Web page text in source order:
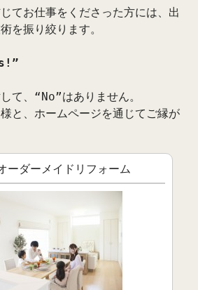
てお仕事をくださった方には、出
を振り絞ります。
て、“No”はありません。
と、ホームページを通じてご縁が
ーダーメイドリフォーム